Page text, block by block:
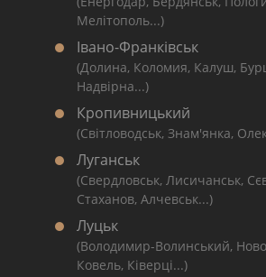
Мелітополь...)
Івано-Франківськ
(Долина, Коломия, Калуш,
Надвірна...)
Кропивницький
(Світловодськ, Знам'янка,
Луганськ
(Свердловськ, Лисичанськ,
Стаханов, Алчевськ...)
Луцьк
(Володимир-Волинський,
Ковель, Ківерці...)